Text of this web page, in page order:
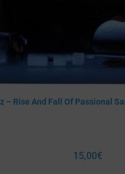
– Rise And Fall Of Passional
15,00€